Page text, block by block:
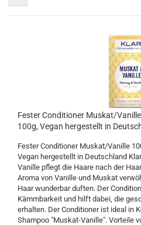
Fester Conditioner Muskat/
100g, Vegan hergestellt in
Fester Conditioner Muskat/Vanille
Vegan hergestellt in Deutschland
Vanille pflegt die Haare nach der
Aroma von Vanille und Muskat
Haar wunderbar duften. Der
Kämmbarkeit und hilft dabei, die
erhalten. Der Conditioner ist ideal in
Shampoo "Muskat-Vanille". Vorteile